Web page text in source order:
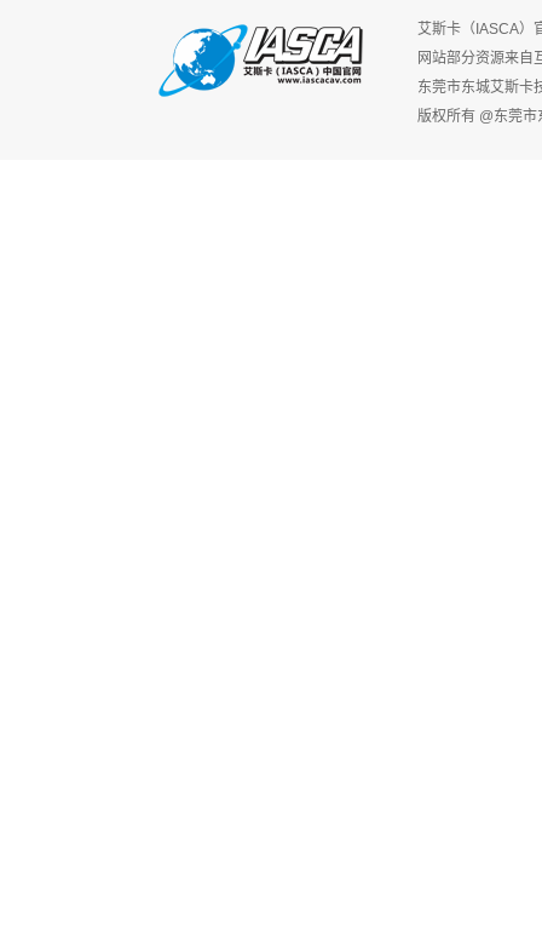
艾斯卡（IASCA）
网站部分资源来自
东莞市东城艾斯卡
版权所有 @东莞